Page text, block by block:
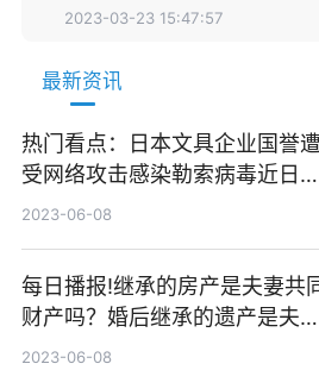
2023-03-23 15:47:57
最新资讯
热门看点：日本文具企业国誉遭
受网络攻击感染勒索病毒近日多
家日本企业机构遭受网络攻击
2023-06-08
每日播报!继承的房产是夫妻共
财产吗？婚后继承的遗产是夫妻
共同财产吗？
2023-06-08